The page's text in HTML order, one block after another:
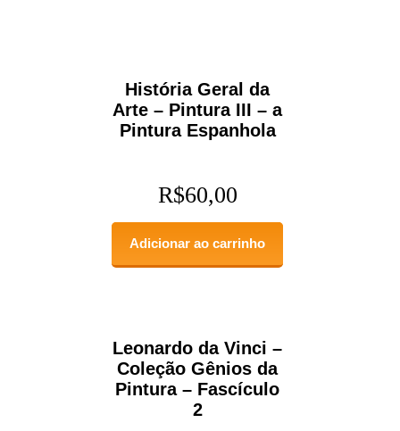
História Geral da
Arte – Pintura III – a
Pintura Espanhola
R$60,00
Adicionar ao carrinho
Leonardo da Vinci –
Coleção Gênios da
Pintura – Fascículo
2